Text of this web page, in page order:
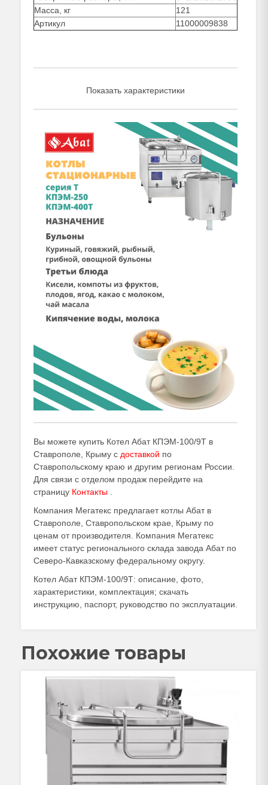
Масса, кг
121
Артикул
11000009838
Показать характеристики
Вы можете купить Котел Абат КПЭМ-100/9Т в
Ставрополе, Крыму с доставкой по
Ставропольскому краю и другим регионам России.
Для связи с отделом продаж перейдите на
страницу Контакты .
Компания Мегатекс предлагает котлы Абат в
Ставрополе, Ставропольском крае, Крыму по
ценам от производителя. Компания Мегатекс
имеет статус регионального склада завода Абат по
Северо-Кавказскому федеральному округу.
Котел Абат КПЭМ-100/9Т: описание, фото,
характеристики, комплектация; скачать
инструкцию, паспорт, руководство по эксплуатации.
Похожие товары